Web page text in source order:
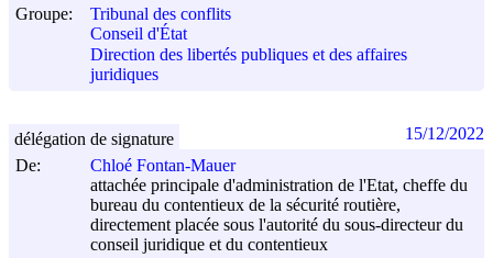
Groupe:
Tribunal des conflits
Conseil d'État
Direction des libertés publiques et des affaires
juridiques
De:
Chloé Fontan-Mauer
attachée principale d'administration de l'Etat, cheffe du
bureau du contentieux de la sécurité routière,
directement placée sous l'autorité du sous-directeur du
conseil juridique et du contentieux
délégation de signature 15/12/2022